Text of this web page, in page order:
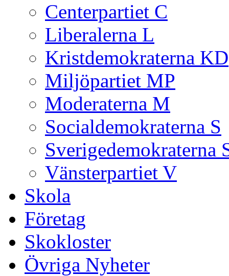
Centerpartiet C
Liberalerna L
Kristdemokraterna KD
Miljöpartiet MP
Moderaterna M
Socialdemokraterna S
Sverigedemokraterna
Vänsterpartiet V
Skola
Företag
Skokloster
Övriga Nyheter